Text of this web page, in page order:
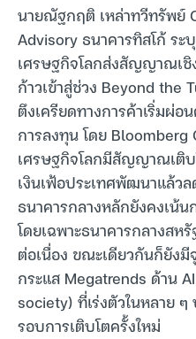
นายณัฐกฤติ เหล่าทวีทรัพย์
Advisory ธนาคารทิสโก้ ร
เศรษฐกิจโลกส่งสัญญาณเชิ
ก้าวเข้าสู่ช่วง Beyond the
ตึงเครียดทางการค้าเริ่มผ่อ
การลงทุน โดย Bloomberg
เศรษฐกิจโลกมีสัญญาณเติ
เงินเฟ้อประเทศพัฒนาแล้ว
ธนาคารกลางหลักยังคงเน้
โดยเฉพาะธนาคารกลางส
ต่อเนื่อง ขณะเดียวกันก็ยัง
กระแส Megatrends ด้าน
society) ที่เร่งตัวในหลาย ๆ
รอบการเติบโตครั้งใหม่